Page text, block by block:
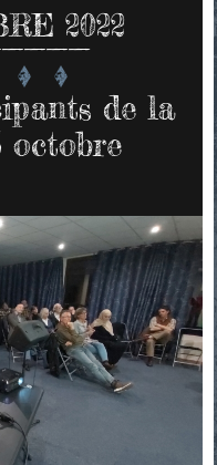
2022
de la
octobre